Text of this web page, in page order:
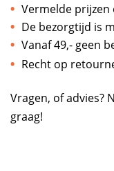
Vermelde
De bezorgtijd is
Vanaf 49,- geen
Recht op
Vragen, of advies?
graag!